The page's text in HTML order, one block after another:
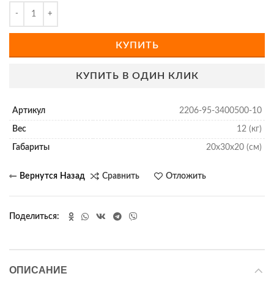
КУПИТЬ
КУПИТЬ В ОДИН КЛИК
Артикул 2206-95-3400500-10
Вес 12 (кг)
Габариты 20х30х20 (см)
Сравнить Отложить
Поделиться
ОПИСАНИЕ